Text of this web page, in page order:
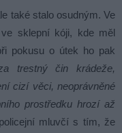
také stalo osudným. Ve
sklepní kóji, kde měl
pokusu o útek ho pak
trestný čin krádeže,
cizí věci, neoprávněné
prostředku hrozí až
mluvčí s tím, že